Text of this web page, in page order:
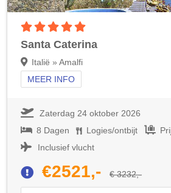
Santa Caterina
Italië » Amalfi
MEER INFO
Zaterdag 24 oktober 2026
8 Dagen
Logies/ontbijt
Inclusief vlucht
€2521,- € 3232,-